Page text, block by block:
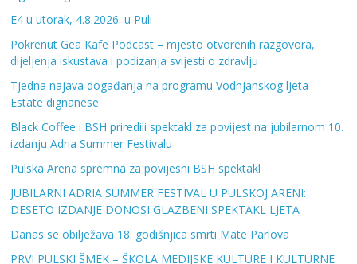
E4 u utorak, 4.8.2026. u Puli
Pokrenut Gea Kafe Podcast – mjesto otvorenih razgovora,
dijeljenja iskustava i podizanja svijesti o zdravlju
Tjedna najava događanja na programu Vodnjanskog ljeta –
Estate dignanese
Black Coffee i BSH priredili spektakl za povijest na jubilarnom 10.
izdanju Adria Summer Festivalu
Pulska Arena spremna za povijesni BSH spektakl
JUBILARNI ADRIA SUMMER FESTIVAL U PULSKOJ ARENI:
DESETO IZDANJE DONOSI GLAZBENI SPEKTAKL LJETA
Danas se obilježava 18. godišnjica smrti Mate Parlova
PRVI PULSKI ŠMEK – ŠKOLA MEDIJSKE KULTURE I KULTURNE